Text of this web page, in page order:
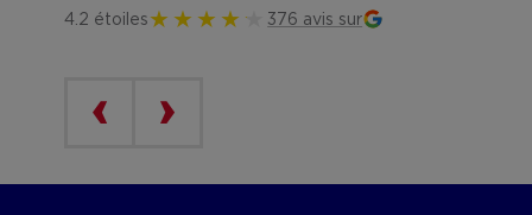
4.2 étoiles 376 avis sur